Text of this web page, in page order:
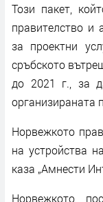
Този пакет,
правителство
за проектни
сръбското
до 2021 г., за
организираната
Норвежкото
на устройства
каза „Амнести
Норвежкото